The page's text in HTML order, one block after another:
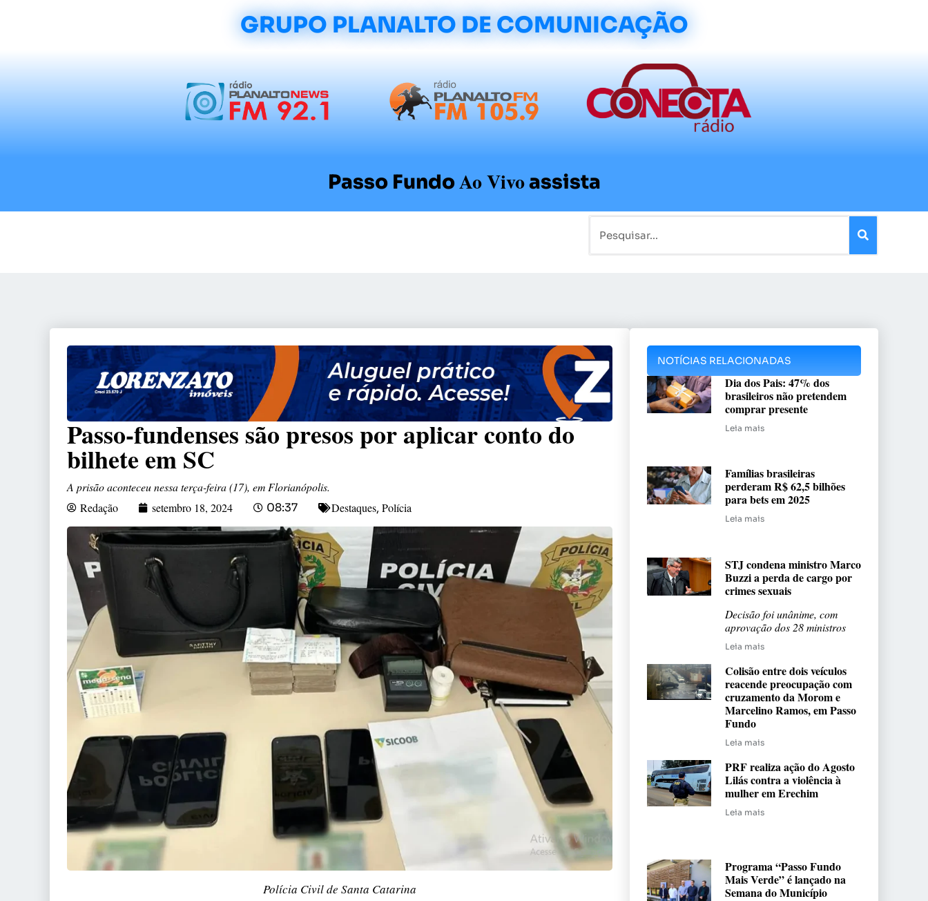
GRUPO PLANALTO DE COMUNICAÇÃO
Passo FundoAo Vivoassista
Passo-fundenses são presos por aplicar conto do
bilhete em SC
A prisão aconteceu nessa terça-feira (17), em Florianópolis.
Redação
setembro 18, 2024 08:37 Destaques, Polícia
Polícia Civil de Santa Catarina
NOTÍCIAS RELACIONADAS
Dia dos Pais: 47% dos
brasileiros não pretendem
comprar presente
Leia mais
Famílias brasileiras
perderam R$ 62,5 bilhões
para bets em 2025
Leia mais
STJ condena ministro Marco
Buzzi a perda de cargo por
crimes sexuais
Decisão foi unânime, com
aprovação dos 28 ministros
Leia mais
Colisão entre dois veículos
reacende preocupação com
cruzamento da Morom e
Marcelino Ramos, em Passo
Fundo
Leia mais
PRF realiza ação do Agosto
Lilás contra a violência à
mulher em Erechim
Leia mais
Programa “Passo Fundo
Mais Verde” é lançado na
Semana do Município